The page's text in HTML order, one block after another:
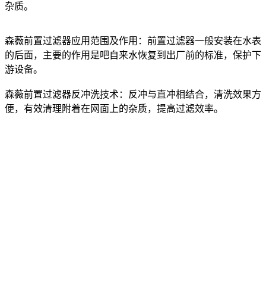
杂质。
森薇前置过滤器应用范围及作用：前置过滤器一般安装在水表
的后面，主要的作用是吧自来水恢复到出厂前的标准，保护下
游设备。
森薇前置过滤器反冲洗技术：反冲与直冲相结合，清洗效果方
便，有效清理附着在网面上的杂质，提高过滤效率。